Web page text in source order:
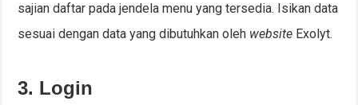
sajian daftar pada jendela menu yang tersedia. Isikan data
sesuai dengan data yang dibutuhkan oleh website Exolyt.
3. Login